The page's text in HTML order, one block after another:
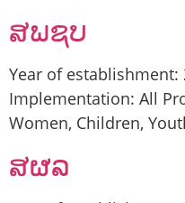
ສພຊບ
Year of establishment:
Implementation: All
Women, Children,
ສຜລ